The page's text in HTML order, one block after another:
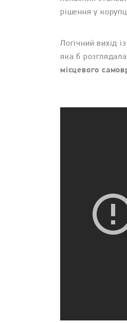
рішення у
Логічний вихід
яка б
місцевого